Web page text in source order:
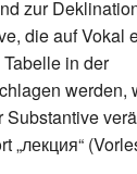
zur
die auf Vokal
in der
werden,
„лекция“